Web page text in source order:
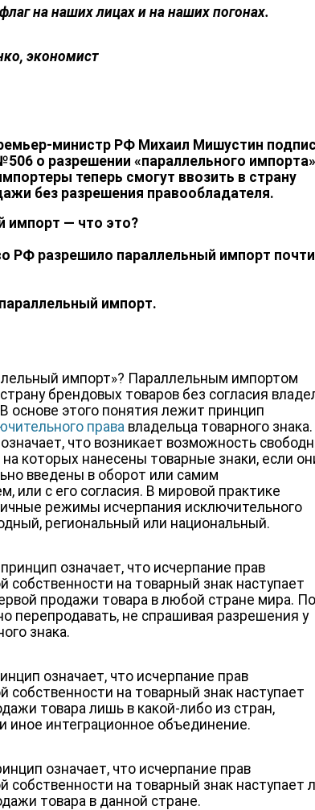
на наших лицах и на наших погонах.
экономист
министр РФ Михаил Мишустин
о разрешении«параллельного
теперь смогут ввозить в страну
без разрешения правообладателя.
импорт — что это?
РФ разрешило параллельный импорт почти
импорт.
импорт»? Параллельным импортом
брендовых товаров без согласия
основе этого понятия лежит принцип
права владельца товарного знака.
что возникает возможность
на которых нанесены товарные знаки, если
введены в оборот или самим
или с его согласия. В мировой практике
режимы исчерпания исключительного
региональный или национальный.
означает, что исчерпание прав
собственности на товарный знак наступает
продажи товара в любой стране мира.
перепродавать, не спрашивая разрешения у
знака.
означает, что исчерпание прав
собственности на товарный знак наступает
товара лишь в какой-либо из стран,
иное интеграционное объединение.
означает, что исчерпание прав
собственности на товарный знак наступает
товара в данной стране.